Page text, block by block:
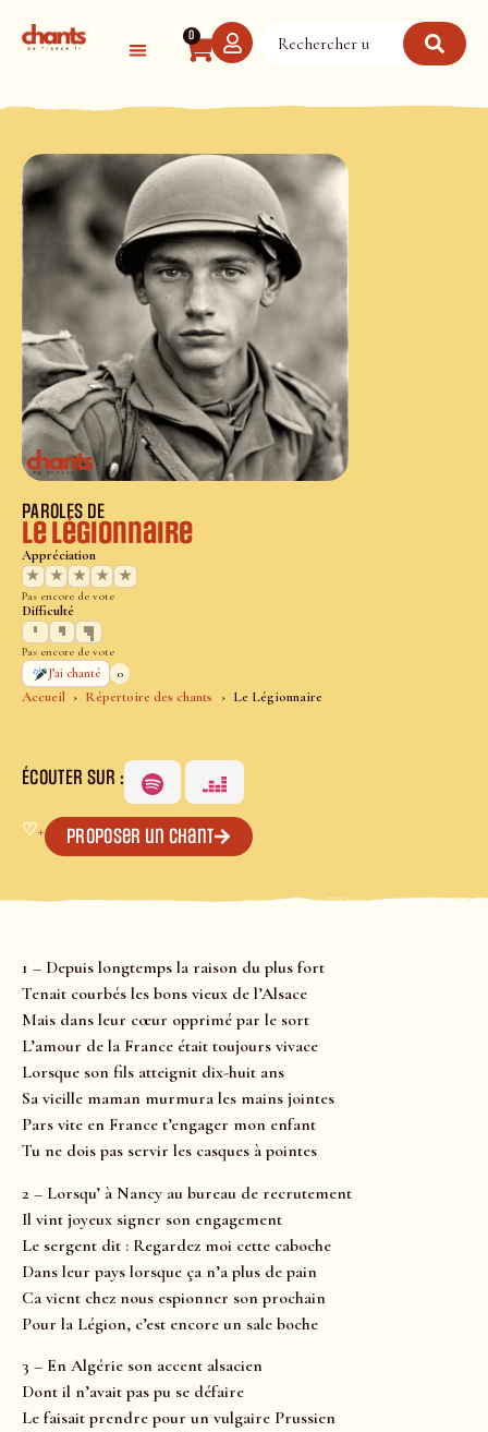
0
Accueil Répertoire des chants Le Légionnaire
PAROLES DE
Le Légionnaire
Appréciation
★
★ ★ ★ ★
Pas encore de vote
Difficulté
Pas encore de vote
J’ai chanté
0
ÉCOUTER SUR :
♡+ Proposer un chant
1 – Depuis longtemps la raison du plus fort
Tenait courbés les bons vieux de l’Alsace
Mais dans leur cœur opprimé par le sort
L’amour de la France était toujours vivace
Lorsque son fils atteignit dix-huit ans
Sa vieille maman murmura les mains jointes
Pars vite en France t’engager mon enfant
Tu ne dois pas servir les casques à pointes
2 – Lorsqu’ à Nancy au bureau de recrutement
Il vint joyeux signer son engagement
Le sergent dit : Regardez moi cette caboche
Dans leur pays lorsque ça n’a plus de pain
Ca vient chez nous espionner son prochain
Pour la Légion, c’est encore un sale boche
3 – En Algérie son accent alsacien
Dont il n’avait pas pu se défaire
Le faisait prendre pour un vulgaire Prussien